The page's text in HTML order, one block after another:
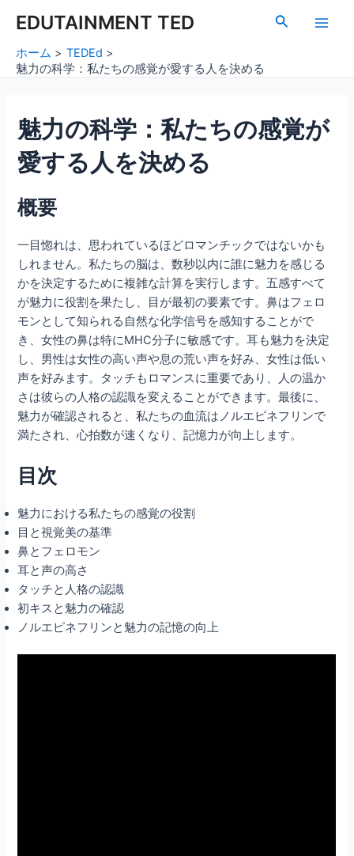
EDUTAINMENT TED
検
Main
ホーム
TEDEd
魅力の科学：私たちの感覚が愛する人を決める
魅力の科学：私たちの感覚が
愛する人を決める
概要
一目惚れは、思われているほどロマンチックではないかも
しれません。私たちの脳は、数秒以内に誰に魅力を感じる
かを決定するために複雑な計算を実行します。五感すべて
が魅力に役割を果たし、目が最初の要素です。鼻はフェロ
モンとして知られる自然な化学信号を感知することがで
き、女性の鼻は特にMHC分子に敏感です。耳も魅力を決定
し、男性は女性の高い声や息の荒い声を好み、女性は低い
声を好みます。タッチもロマンスに重要であり、人の温か
さは彼らの人格の認識を変えることができます。最後に、
魅力が確認されると、私たちの血流はノルエピネフリンで
満たされ、心拍数が速くなり、記憶力が向上します。
目次
魅力における私たちの感覚の役割
目と視覚美の基準
鼻とフェロモン
耳と声の高さ
タッチと人格の認識
初キスと魅力の確認
ノルエピネフリンと魅力の記憶の向上
navigation